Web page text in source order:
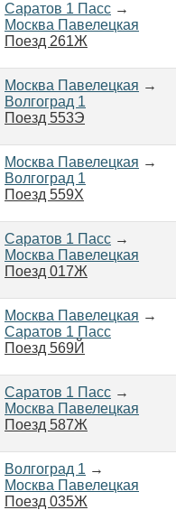
Саратов 1 Пасс →
Москва Павелецкая
Поезд 261Ж
Москва Павелецкая →
Волгоград 1
Поезд 553Э
Москва Павелецкая →
Волгоград 1
Поезд 559Х
Саратов 1 Пасс →
Москва Павелецкая
Поезд 017Ж
Москва Павелецкая →
Саратов 1 Пасс
Поезд 569Й
Саратов 1 Пасс →
Москва Павелецкая
Поезд 587Ж
Волгоград 1 →
Москва Павелецкая
Поезд 035Ж